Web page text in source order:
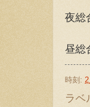
夜総
昼総
時刻:
ラベ